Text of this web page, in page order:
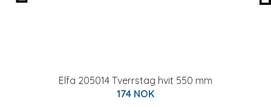
Elfa 205014 Tverrstag hvit 550 mm
174 NOK